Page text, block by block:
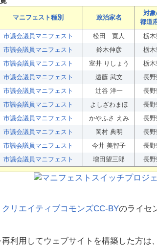
マニフェスト種別 政治家名
対象
都道
市議会議員マニフェスト
松田 寛人 栃木
市議会議員マニフェスト
鈴木伸彦 栃木
市議会議員マニフェスト
室井 りしょう 栃木
市議会議員マニフェスト
遠藤 武文 長野
市議会議員マニフェスト
辻谷 洋一 長野
市議会議員マニフェスト
よしざわまほ 長野
市議会議員マニフェスト
かやふさ えみ 長野
市議会議員マニフェスト
岡村 典明 長野
市議会議員マニフェスト
今井 美智子 長野
市議会議員マニフェスト
増田望三郎 長野
クリエイティブコモンズCC-BYのライセ
利用してウェブサイトを構築した方は、